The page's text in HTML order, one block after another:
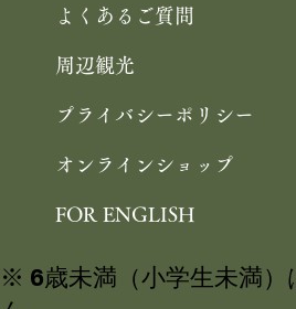
よくあるご質問
周辺観光
プライバシーポリシー
オンラインショップ
FOR ENGLISH
※ 6歳未満（小学生未満